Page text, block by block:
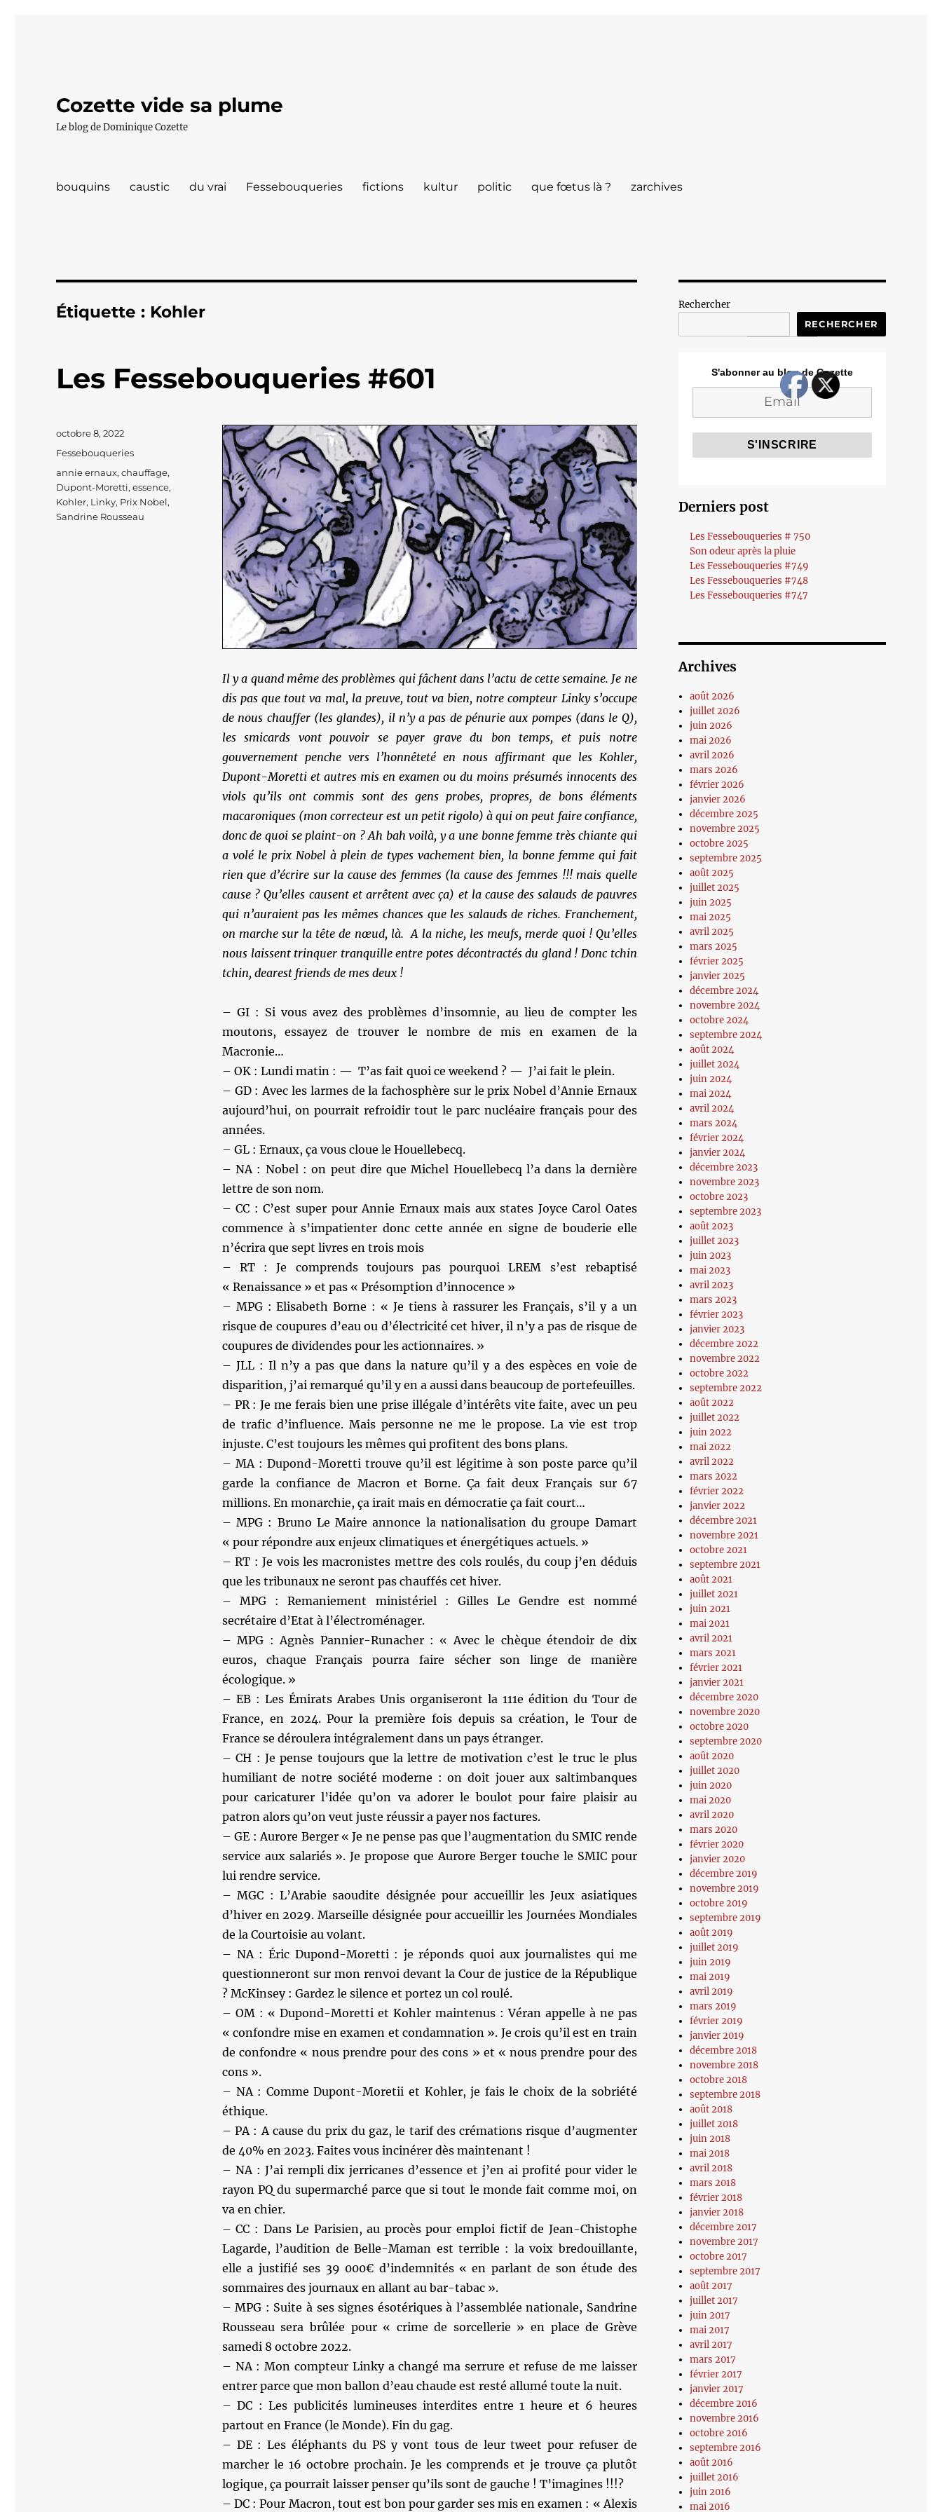
Cozette vide sa plume
Le blog de Dominique Cozette
bouquins caustic du vrai Fessebouqueries fictions kultur politic que fœtus là ? zarchives
Étiquette : Kohler
Les Fessebouqueries #601
Il y a quand même des problèmes qui fâchent dans l’actu de cette semaine. Je ne
dis pas que tout va mal, la preuve, tout va bien, notre compteur Linky s’occupe
de nous chauffer (les glandes), il n’y a pas de pénurie aux pompes (dans le Q),
les smicards vont pouvoir se payer grave du bon temps, et puis notre
gouvernement penche vers l’honnêteté en nous affirmant que les Kohler,
Dupont-Moretti et autres mis en examen ou du moins présumés innocents des
viols qu’ils ont commis sont des gens probes, propres, de bons éléments
macaroniques (mon correcteur est un petit rigolo) à qui on peut faire confiance,
donc de quoi se plaint-on ? Ah bah voilà, y a une bonne femme très chiante qui
a volé le prix Nobel à plein de types vachement bien, la bonne femme qui fait
rien que d’écrire sur la cause des femmes (la cause des femmes !!! mais quelle
cause ? Qu’elles causent et arrêtent avec ça) et la cause des salauds de pauvres
qui n’auraient pas les mêmes chances que les salauds de riches. Franchement,
on marche sur la tête de nœud, là. A la niche, les meufs, merde quoi ! Qu’elles
nous laissent trinquer tranquille entre potes décontractés du gland ! Donc tchin
tchin, dearest friends de mes deux !
– GI : Si vous avez des problèmes d’insomnie, au lieu de compter les
moutons, essayez de trouver le nombre de mis en examen de la
Macronie…
– OK : Lundi matin : — T’as fait quoi ce weekend ? — J’ai fait le plein.
– GD : Avec les larmes de la fachosphère sur le prix Nobel d’Annie Ernaux
aujourd’hui, on pourrait refroidir tout le parc nucléaire français pour des
années.
– GL : Ernaux, ça vous cloue le Houellebecq.
– NA : Nobel : on peut dire que Michel Houellebecq l’a dans la dernière
lettre de son nom.
– CC : C’est super pour Annie Ernaux mais aux states Joyce Carol Oates
commence à s’impatienter donc cette année en signe de bouderie elle
n’écrira que sept livres en trois mois
– RT : Je comprends toujours pas pourquoi LREM s’est rebaptisé
« Renaissance » et pas « Présomption d’innocence »
– MPG : Elisabeth Borne : « Je tiens à rassurer les Français, s’il y a un
risque de coupures d’eau ou d’électricité cet hiver, il n’y a pas de risque de
coupures de dividendes pour les actionnaires. »
– JLL : Il n’y a pas que dans la nature qu’il y a des espèces en voie de
disparition, j’ai remarqué qu’il y en a aussi dans beaucoup de portefeuilles.
– PR : Je me ferais bien une prise illégale d’intérêts vite faite, avec un peu
de trafic d’influence. Mais personne ne me le propose. La vie est trop
injuste. C’est toujours les mêmes qui profitent des bons plans.
– MA : Dupond-Moretti trouve qu’il est légitime à son poste parce qu’il
garde la confiance de Macron et Borne. Ça fait deux Français sur 67
millions. En monarchie, ça irait mais en démocratie ça fait court…
– MPG : Bruno Le Maire annonce la nationalisation du groupe Damart
« pour répondre aux enjeux climatiques et énergétiques actuels. »
– RT : Je vois les macronistes mettre des cols roulés, du coup j’en déduis
que les tribunaux ne seront pas chauffés cet hiver.
– MPG : Remaniement ministériel : Gilles Le Gendre est nommé
secrétaire d’Etat à l’électroménager.
– MPG : Agnès Pannier-Runacher : « Avec le chèque étendoir de dix
euros, chaque Français pourra faire sécher son linge de manière
écologique. »
– EB : Les Émirats Arabes Unis organiseront la 111e édition du Tour de
France, en 2024. Pour la première fois depuis sa création, le Tour de
France se déroulera intégralement dans un pays étranger.
– CH : Je pense toujours que la lettre de motivation c’est le truc le plus
humiliant de notre société moderne : on doit jouer aux saltimbanques
pour caricaturer l’idée qu’on va adorer le boulot pour faire plaisir au
patron alors qu’on veut juste réussir a payer nos factures.
– GE : Aurore Berger « Je ne pense pas que l’augmentation du SMIC rende
service aux salariés ». Je propose que Aurore Berger touche le SMIC pour
lui rendre service.
– MGC : L’Arabie saoudite désignée pour accueillir les Jeux asiatiques
d’hiver en 2029. Marseille désignée pour accueillir les Journées Mondiales
de la Courtoisie au volant.
– NA : Éric Dupond-Moretti : je réponds quoi aux journalistes qui me
questionneront sur mon renvoi devant la Cour de justice de la République
? McKinsey : Gardez le silence et portez un col roulé.
– OM : « Dupond-Moretti et Kohler maintenus : Véran appelle à ne pas
« confondre mise en examen et condamnation ». Je crois qu’il est en train
de confondre « nous prendre pour des cons » et « nous prendre pour des
cons ».
– NA : Comme Dupont-Moretii et Kohler, je fais le choix de la sobriété
éthique.
– PA : A cause du prix du gaz, le tarif des crémations risque d’augmenter
de 40% en 2023. Faites vous incinérer dès maintenant !
– NA : J’ai rempli dix jerricanes d’essence et j’en ai profité pour vider le
rayon PQ du supermarché parce que si tout le monde fait comme moi, on
va en chier.
– CC : Dans Le Parisien, au procès pour emploi fictif de Jean-Chistophe
Lagarde, l’audition de Belle-Maman est terrible : la voix bredouillante,
elle a justifié ses 39 000€ d’indemnités « en parlant de son étude des
sommaires des journaux en allant au bar-tabac ».
– MPG : Suite à ses signes ésotériques à l’assemblée nationale, Sandrine
Rousseau sera brûlée pour « crime de sorcellerie » en place de Grève
samedi 8 octobre 2022.
– NA : Mon compteur Linky a changé ma serrure et refuse de me laisser
entrer parce que mon ballon d’eau chaude est resté allumé toute la nuit.
– DC : Les publicités lumineuses interdites entre 1 heure et 6 heures
partout en France (le Monde). Fin du gag.
– DE : Les éléphants du PS y vont tous de leur tweet pour refuser de
marcher le 16 octobre prochain. Je les comprends et je trouve ça plutôt
logique, ça pourrait laisser penser qu’ils sont de gauche ! T’imagines !!!?
– DC : Pour Macron, tout est bon pour garder ses mis en examen : « Alexis
Publié
octobre 8, 2022
Catégories
Fessebouqueries
Étiquettes
annie ernaux,chauffage,
Dupont-Moretti,essence,
Kohler, Linky, Prix Nobel,
Sandrine Rousseau
Rechercher
RECHERCHER
S'abonner au blog de Cozette
Derniers post
Les Fessebouqueries # 750
Son odeur après la pluie
Les Fessebouqueries #749
Les Fessebouqueries #748
Les Fessebouqueries #747
Archives
août 2026
juillet 2026
juin 2026
mai 2026
avril 2026
mars 2026
février 2026
janvier 2026
décembre 2025
novembre 2025
octobre 2025
septembre 2025
août 2025
juillet 2025
juin 2025
mai 2025
avril 2025
mars 2025
février 2025
janvier 2025
décembre 2024
novembre 2024
octobre 2024
septembre 2024
août 2024
juillet 2024
juin 2024
mai 2024
avril 2024
mars 2024
février 2024
janvier 2024
décembre 2023
novembre 2023
octobre 2023
septembre 2023
août 2023
juillet 2023
juin 2023
mai 2023
avril 2023
mars 2023
février 2023
janvier 2023
décembre 2022
novembre 2022
octobre 2022
septembre 2022
août 2022
juillet 2022
juin 2022
mai 2022
avril 2022
mars 2022
février 2022
janvier 2022
décembre 2021
novembre 2021
octobre 2021
septembre 2021
août 2021
juillet 2021
juin 2021
mai 2021
avril 2021
mars 2021
février 2021
janvier 2021
décembre 2020
novembre 2020
octobre 2020
septembre 2020
août 2020
juillet 2020
juin 2020
mai 2020
avril 2020
mars 2020
février 2020
janvier 2020
décembre 2019
novembre 2019
octobre 2019
septembre 2019
août 2019
juillet 2019
juin 2019
mai 2019
avril 2019
mars 2019
février 2019
janvier 2019
décembre 2018
novembre 2018
octobre 2018
septembre 2018
août 2018
juillet 2018
juin 2018
mai 2018
avril 2018
mars 2018
février 2018
janvier 2018
décembre 2017
novembre 2017
octobre 2017
septembre 2017
août 2017
juillet 2017
juin 2017
mai 2017
avril 2017
mars 2017
février 2017
janvier 2017
décembre 2016
novembre 2016
octobre 2016
septembre 2016
août 2016
juillet 2016
juin 2016
mai 2016